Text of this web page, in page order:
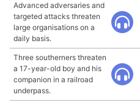
Advanced adversaries and
targeted attacks threaten
large organisations on a
daily basis.
Three southerners threaten
a 17-year-old boy and his
companion in a railroad
underpass.